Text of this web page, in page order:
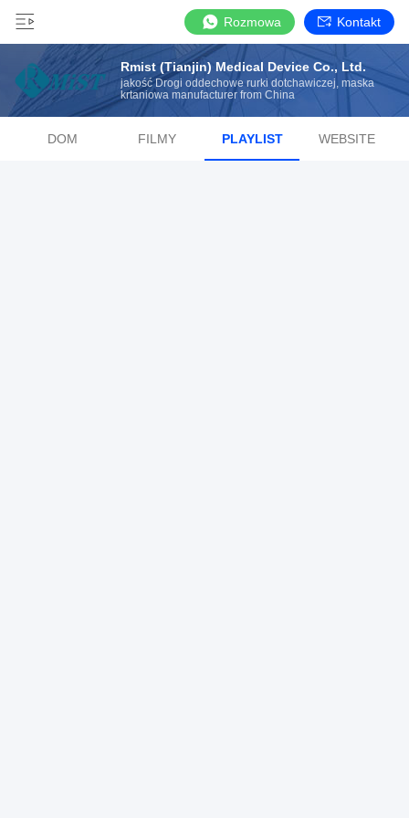
Rozmowa Kontakt
Rmist (Tianjin) Medical Device Co., Ltd.
jakość Drogi oddechowe rurki dotchawiczej, maska ​​
krtaniowa manufacturer from China
DOM FILMY PLAYLIST WEBSITE